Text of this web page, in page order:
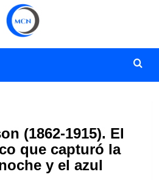
(1862-1915). El
que capturó la
y el azul